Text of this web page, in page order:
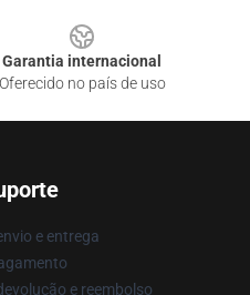
Garantia internacional
Oferecido no país de uso
e entrega
e reembolso